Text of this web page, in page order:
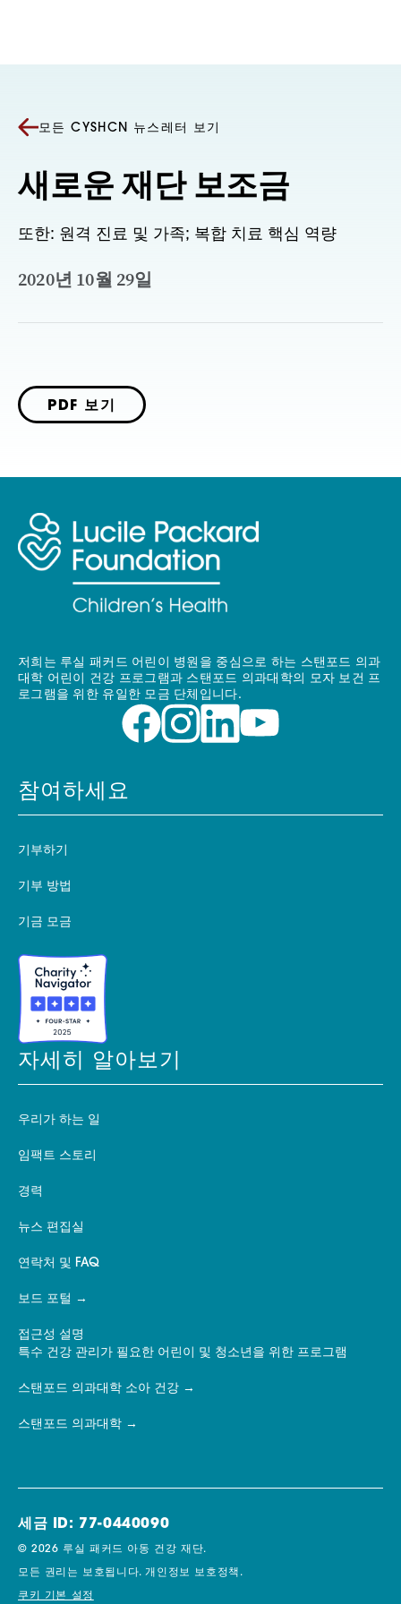
모든 CYSHCN 뉴스레터 보기
새로운 재단 보조금
또한: 원격 진료 및 가족; 복합 치료 핵심 역량
2020년 10월 29일
PDF 보기
저희는 루실 패커드 어린이 병원을 중심으로 하는 스탠포드 의과
대학 어린이 건강 프로그램과 스탠포드 의과대학의 모자 보건 프
로그램을 위한 유일한 모금 단체입니다.
참여하세요
기부하기
기부 방법
기금 모금
자세히 알아보기
우리가 하는 일
임팩트 스토리
경력
뉴스 편집실
연락처 및 FAQ
보드 포털
접근성 설명
특수 건강 관리가 필요한 어린이 및 청소년을 위한 프로그램
스탠포드 의과대학 소아 건강
스탠포드 의과대학
세금 ID: 77-0440090
© 2026 루실 패커드 아동 건강 재단.
모든 권리는 보호됩니다.개인정보 보호정책.
쿠키 기본 설정